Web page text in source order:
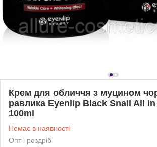
Крем для обличчя з муцином
равлика Eyenlip Black Snail All In
100ml
Немає в наявності
Опт і роздріб